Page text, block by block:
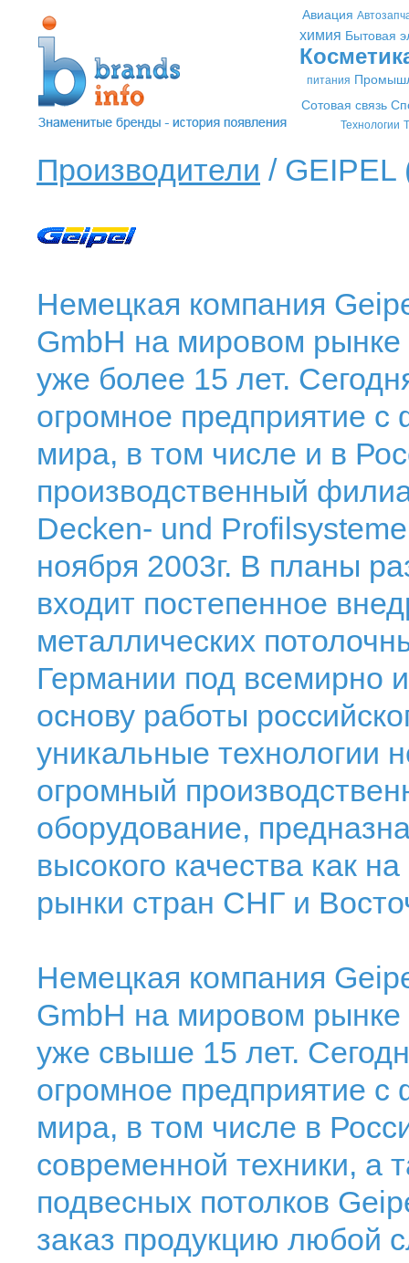
Авиация
химия Бытовая
питания
Сотовая связь
Технологии
Производители / GEIPEL
Немецкая компания
GmbH на мировом рынке
уже более 15 лет.
огромное предприятие
мира, в том числе и в
производственный
Decken- und
ноября 2003г. В планы
входит постепенное
металлических
Германии под всемирно
основу работы
уникальные технологии
огромный
оборудование,
высокого качества как
рынки стран СНГ и
Немецкая компания
GmbH на мировом рынке
уже свыше 15 лет.
огромное предприятие
мира, в том числе в
современной техники, а
подвесных потолков
заказ продукцию любой